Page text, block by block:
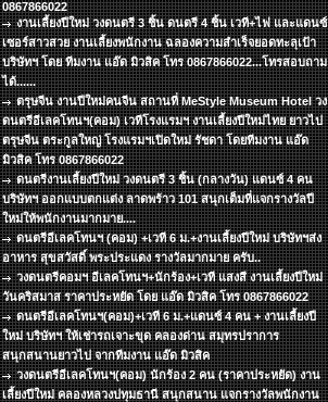
0867866022
งานเลี้ยงปีใหม่ วงดนตรี 3 ชิ้น ดนตรี 4 ชิ้น เวที+ไฟ และแดนซ์
เซอร์สาวสวย งานเลี้ยงพนักงาน ฉลองความสำเร็จยอดทะลุเป้า
บริษัทฯ โดย ทีมงาน แอ๊ด มิวสิค โทร 0867866022...โทรสอบถาม
ได้......
ตรุษจีน งานปีใหม่คนจีน สถานที่ MeStyle Museum Hotel วง
ดนตรีอีเลคโทนฯ(คอม) เวทีโรงแรมฯ งานเลี้ยงปีใหม่ไทย ยาวไป
ตรุษจีน ตระกูลใหญ่ โรงแรมฯเปิดใหม่ รัชดา โดยทีมงาน แอ๊ด
มิวสิค โทร 0867866022
ดนตรีงานเลี้ยงปีใหม่ วงดนตรี 3 ชิ้น (กลางวัน) แดนซ์ 4 คน
บริษัทฯ ออกแบบตกแต่ง ลาดพร้าว 101 สนุกเต็มที่แจกรางวัลปี
ใหม่ให้พนักงานมากมาย....
ดนตรีอีเลคโทนฯ (คอม) +เวที 6 ม.+งานเลี้ยงปีใหม่ บริษัทฯส่ง
อาหาร สุขสวัสดิ์ พระประแดง รางวัลมากมาย ครับ..
วงดนตรีคอมฯ อีเลคโทนฯ+นักร้อง+เวที แสงสี งานเลี้ยงปีใหม่
วันคริสมาส ราคาประหยัด โดย แอ๊ด มิวสิค โทร 0867866022
ดนตรีอีเลคโทนฯ(คอม)+เวที 6 ม.+แดนซ์ 4 คน + งานเลี้ยงปี
ใหม่ บริษัทฯ ให้เช่ารถเจาะขุด คลองด่าน สมุทรปราการ
สนุกสนานยาวไป จากทีมงาน แอ๊ด มิวสิค
วงดนตรีอีเลคโทนฯ(คอม) นักร้อง 2 คน (ราคาประหยัด) งาน
เลี้ยงปีใหม่ คลองหลวงปทุมธานี สนุกสนาน แจกรางวัลพนักงาน